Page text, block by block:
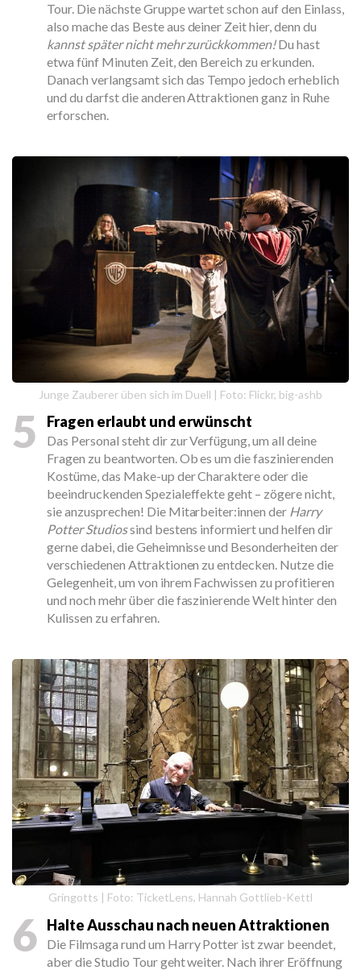
Tour. Die nächste Gruppe wartet schon auf den Einlass,
also mache das Beste aus deiner Zeit hier, denn du
kannst später nicht mehr zurückkommen!Du hast
etwa fünf Minuten Zeit, den Bereich zu erkunden.
Danach verlangsamt sich das Tempo jedoch erheblich
und du darfst die anderen Attraktionen ganz in Ruhe
erforschen.
Junge Zauberer üben sich im Duell | Foto: Flickr, big-ashb
5 Fragen erlaubt und erwünscht
Das Personal steht dir zur Verfügung, um all deine
Fragen zu beantworten. Ob es um die faszinierenden
Kostüme, das Make-up der Charaktere oder die
beeindruckenden Spezialeffekte geht – zögere nicht,
sie anzusprechen! Die Mitarbeiter:innen der Harry
Potter Studiossind bestens informiert und helfen dir
gerne dabei, die Geheimnisse und Besonderheiten der
verschiedenen Attraktionen zu entdecken. Nutze die
Gelegenheit, um von ihrem Fachwissen zu profitieren
und noch mehr über die faszinierende Welt hinter den
Kulissen zu erfahren.
Gringotts | Foto: TicketLens, Hannah Gottlieb-Kettl
6 Halte Ausschau nach neuen Attraktionen
Die Filmsaga rund um Harry Potter ist zwar beendet,
aber die Studio Tour geht weiter. Nach ihrer Eröffnung